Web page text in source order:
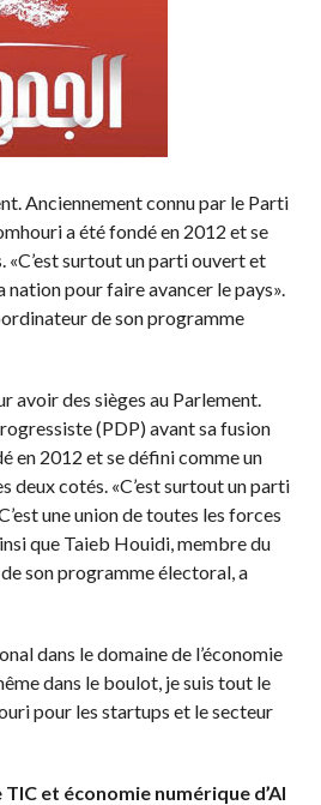
Anciennement connu par le Parti
a été fondé en 2012 et se
surtout un parti ouvert et
nation pour faire avancer le pays».
de son programme
avoir des sièges au Parlement.
(PDP) avant sa fusion
en 2012 et se défini comme un
deux cotés. «C’est surtout un parti
une union de toutes les forces
que Taieb Houidi, membre du
son programme électoral, a
dans le domaine de l’économie
dans le boulot, je suis tout le
pour les startups et le secteur
et économie numérique d’Al